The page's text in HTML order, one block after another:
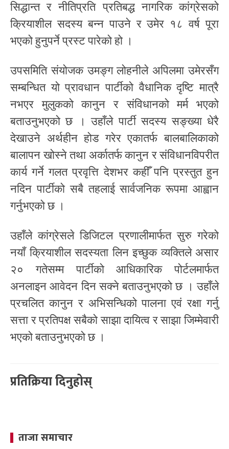
सिद्धान्त र नीतिप्रति प्रतिबद्ध नागरिक कांग्रेसको
क्रियाशील सदस्य बन्न पाउने र उमेर १८ वर्ष पूरा
भएको हुनुपर्ने प्रस्ट पारेको हो ।
उपसमिति संयोजक उमङ्ग लोहनीले अपिलमा उमेरसँग
सम्बन्धित यो प्रावधान पार्टीको वैधानिक दृष्टि मात्रै
नभएर मुलुकको कानुन र संविधानको मर्म भएको
बताउनुभएको छ । उहाँले पार्टी सदस्य सङ्ख्या धेरै
देखाउने अर्थहीन होड गरेर एकातर्फ बालबालिकाको
बालापन खोस्ने तथा अर्कातर्फ कानुन र संविधानविपरीत
कार्य गर्ने गलत प्रवृत्ति देशभर कहीँ पनि प्रस्तुत हुन
नदिन पार्टीको सबै तहलाई सार्वजनिक रूपमा आह्वान
गर्नुभएको छ ।
उहाँले कांग्रेसले डिजिटल प्रणालीमार्फत सुरु गरेको
नयाँ क्रियाशील सदस्यता लिन इच्छुक व्यक्तिले असार
२० गतेसम्म पार्टीको आधिकारिक पोर्टलमार्फत
अनलाइन आवेदन दिन सक्ने बताउनुभएको छ । उहाँले
प्रचलित कानुन र अभिसन्धिको पालना एवं रक्षा गर्नु
सत्ता र प्रतिपक्ष सबैको साझा दायित्व र साझा जिम्मेवारी
भएको बताउनुभएको छ ।
प्रतिक्रिया दिनुहोस्
ताजा समाचार